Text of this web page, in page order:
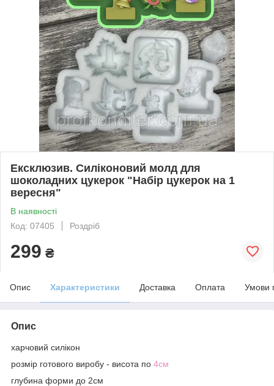
Ексклюзив. Силіконовий молд для
шоколадних цукерок "Набір цукерок на 1
вересня"
В наявності
Код: 07405
Роздріб
299 ₴
Опис Характеристики Доставка Оплата Умови
Опис
харчовий силікон
розмір готового виробу - висота по 4см
глубина форми до 2см